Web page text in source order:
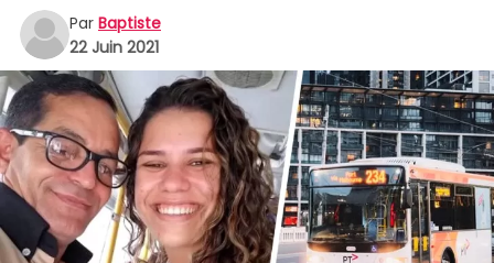
Par Baptiste
22 Juin 2021